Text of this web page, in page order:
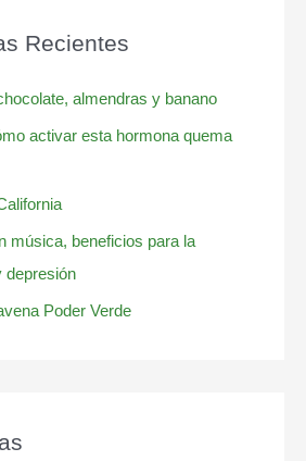
Recientes
almendras y banano
activar esta hormona quema
música, beneficios para la
depresión
Poder Verde